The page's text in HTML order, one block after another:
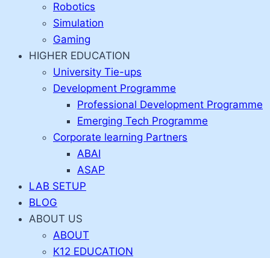
Robotics
Simulation
Gaming
HIGHER EDUCATION
University Tie-ups
Development Programme
Professional Development Programme
Emerging Tech Programme
Corporate learning Partners
ABAI
ASAP
LAB SETUP
BLOG
ABOUT US
ABOUT
K12 EDUCATION